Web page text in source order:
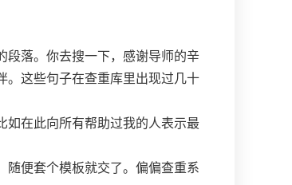
段落。你去搜一下，感谢导师的辛
。这些句子在查重库里出现过几十
如在此向所有帮助过我的人表示最
便套个模板就交了。偏偏查重系